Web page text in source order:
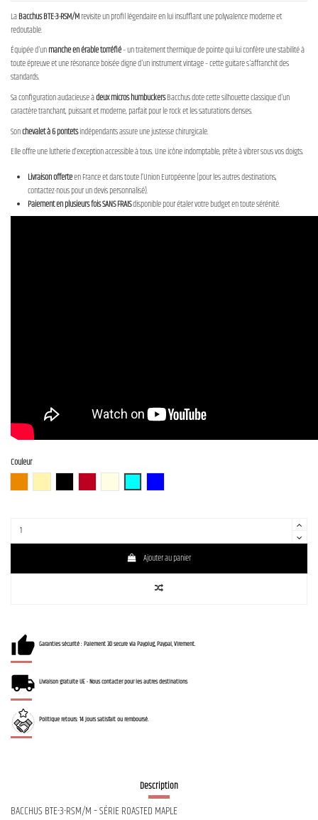
LaBacchus BTE-3-RSM/Mrevisite un profil légendaire en lui insufflant une polyvalence moderne et
redoutable.
Équipée d'unmanche en érable torréfié– un traitement thermique de pointe qui lui confère une stabilité à
toute épreuve et une résonance boisée digne d'un instrument vintage – cette guitare s'affranchit des
standards.
Sa configuration audacieuse àdeux micros humbuckersBacchus dote cette silhouette classique d'un
caractère tranchant, puissant et moderne, parfait pour le rock et les saturations denses.
Sonchevalet à 6 pontetsindépendants assure une justesse chirurgicale.
Elle offre une lutherie d’exception accessible à tous. Une icône indomptable, prête à vibrer sous vos doigts.
Livraison offerteen France et dans toute l’Union Européenne (pour les autres destinations,
contactez-nous pour un devis personnalisé).
Paiement en plusieurs fois SANS FRAISdisponible pour étaler votre budget en toute sérénité.
Couleur
Ajouter au panier
Garanties sécurité : Paiement 3D secure via Payplug, Paypal, Virement.
Livraison gratuite UE - Nous contacter pour les autres destinations
Politique retours: 14 jours satisfait ou remboursé.
Description
BACCHUS BTE-3-RSM/M – SÉRIE ROASTED MAPLE